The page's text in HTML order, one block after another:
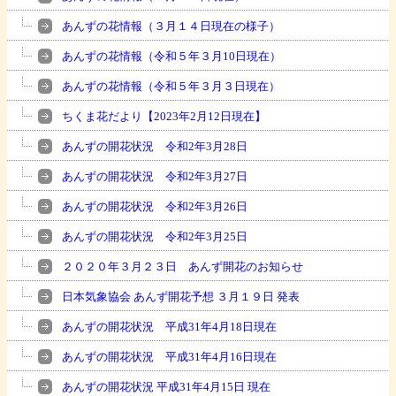
あんずの花情報（３月１４日現在の様子）
あんずの花情報（令和５年３月10日現在）
あんずの花情報（令和５年３月３日現在）
ちくま花だより【2023年2月12日現在】
あんずの開花状況 令和2年3月28日
あんずの開花状況 令和2年3月27日
あんずの開花状況 令和2年3月26日
あんずの開花状況 令和2年3月25日
２０２０年３月２３日 あんず開花のお知らせ
日本気象協会 あんず開花予想 ３月１９日 発表
あんずの開花状況 平成31年4月18日現在
あんずの開花状況 平成31年4月16日現在
あんずの開花状況 平成31年4月15日 現在